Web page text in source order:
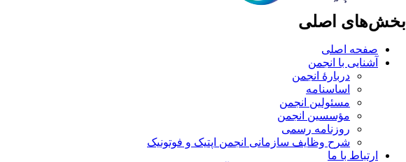
بخش‌های اصلی
صفحه اصلی
آشنایی با انجمن
دربارۀ انجمن
اساسنامه
مسئولین انجمن
مؤسسین انجمن
روزنامه رسمی
شرح وظایف سازمانی انجمن اپتیک و فوتونیک
ارتباط با ما